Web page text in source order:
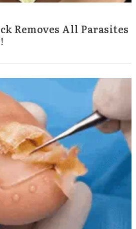
Removes All Parasites